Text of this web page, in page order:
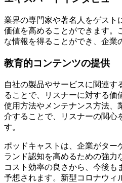
業界の専門家や著名人をゲスト
価値を高めることができます。
な情報を得ることができ、企業
教育的コンテンツの提供
自社の製品やサービスに関連す
ることで、リスナーに対する価
使用方法やメンテナンス方法、
介することで、リスナーの関心
す。
ポッドキャストは、企業がター
ランド認知を高めるための強力
コスト効率の良さから、今後も
予想されます。新型コロナウィ